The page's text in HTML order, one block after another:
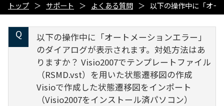
トップ サポート よくある質問 以下の操作中に「オー
以下の操作中に「オートメーションエラー」
のダイアログが表示されます。対処方法はあ
りますか？ Visio2007でテンプレートファイル
（RSMD.vst）を用いた状態遷移図の作成
Visioで作成した状態遷移図をインポート
（Visio2007をインストール済パソコン）